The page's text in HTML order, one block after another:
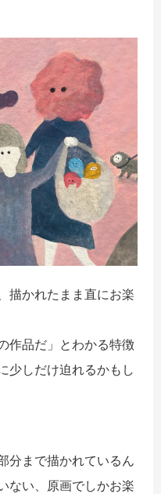
描かれたまま直にお楽
作品だ」とわかる特徴
少しだけ迫れるかもし
分まで描かれているん
ない、原画でしかお楽